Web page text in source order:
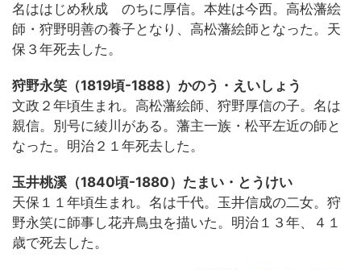
名ははじめ秋成 のちに厚信。本姓は今西。高松藩絵
師・狩野明善の養子となり、高松藩絵師となった。天
保３年死去した。
狩野永笑（1819頃-1888）かのう・えいしょう
文政２年頃生まれ。高松藩絵師、狩野厚信の子。名は
親信。別号に綾川がある。藩主一族・松平左近の師と
なった。明治２１年死去した。
玉井桃溪（1840頃-1880）たまい・とうけい
天保１１年頃生まれ。名は千代。玉井信成の二女。狩
野永笑に師事し花卉鳥虫を描いた。明治１３年、４１
歳で死去した。